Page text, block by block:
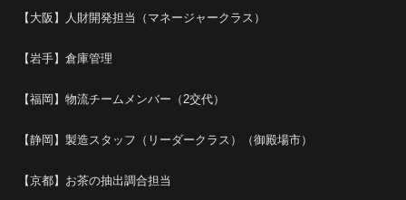
【大阪】人財開発担当（マネージャークラス）
【岩手】倉庫管理
【福岡】物流チームメンバー（2交代）
【静岡】製造スタッフ（リーダークラス）（御殿場市）
【京都】お茶の抽出調合担当